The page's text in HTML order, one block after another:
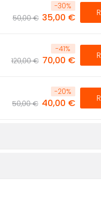
-30%
50,00 € 35,00 €
-41%
120,00 € 70,00 €
-20%
50,00 € 40,00 €